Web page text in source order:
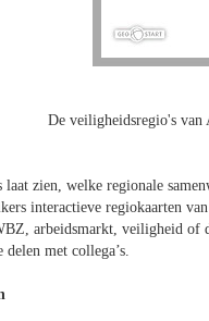
De veiligheidsregio's van
laat zien, welke regionale
interactieve regiokaarten
arbeidsmarkt, veiligheid of
met collega’s.